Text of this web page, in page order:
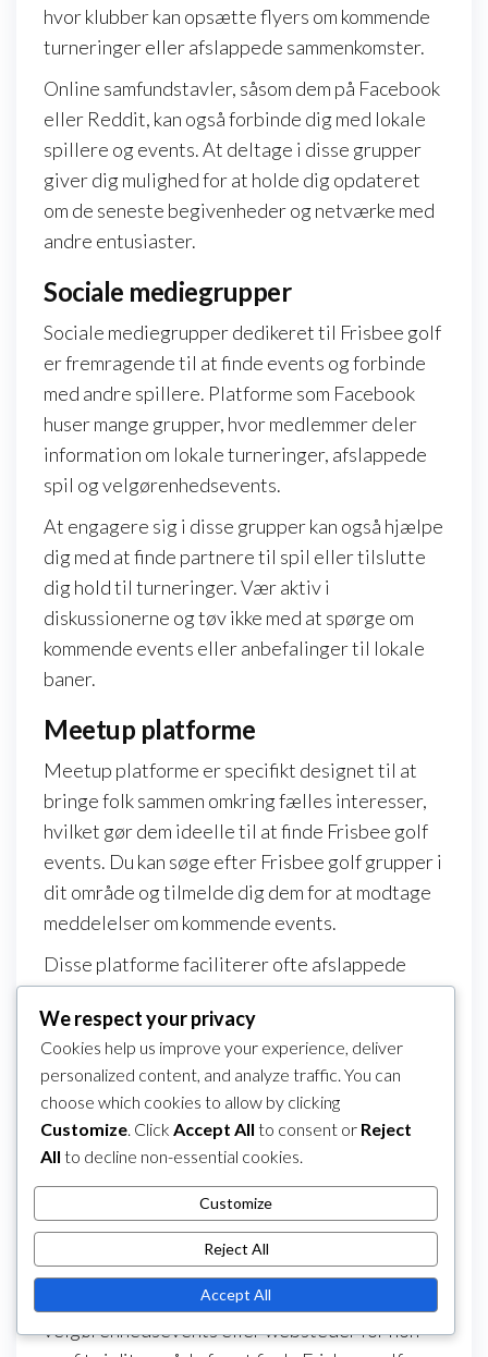
hvor klubber kan opsætte flyers om kommende
turneringer eller afslappede sammenkomster.
Online samfundstavler, såsom dem på Facebook
eller Reddit, kan også forbinde dig med lokale
spillere og events. At deltage i disse grupper
giver dig mulighed for at holde dig opdateret
om de seneste begivenheder og netværke med
andre entusiaster.
Sociale mediegrupper
Sociale mediegrupper dedikeret til Frisbee golf
er fremragende til at finde events og forbinde
med andre spillere. Platforme som Facebook
huser mange grupper, hvor medlemmer deler
information om lokale turneringer, afslappede
spil og velgørenhedsevents.
At engagere sig i disse grupper kan også hjælpe
dig med at finde partnere til spil eller tilslutte
dig hold til turneringer. Vær aktiv i
diskussionerne og tøv ikke med at spørge om
kommende events eller anbefalinger til lokale
baner.
Meetup platforme
Meetup platforme er specifikt designet til at
bringe folk sammen omkring fælles interesser,
hvilket gør dem ideelle til at finde Frisbee golf
events. Du kan søge efter Frisbee golf grupper i
dit område og tilmelde dig dem for at modtage
meddelelser om kommende events.
Disse platforme faciliterer ofte afslappede
spilsessioner, som er perfekte for begyndere,
der ønsker at forbedre deres færdigheder eller
møde nye venner. At deltage i disse meetups
kan forbedre din oplevelse og udvide dit
netværk inden for Frisbee golf samfundet.
Kalendere for velgørenhedsevents
Velgørenhedsevents er et populært format i
Frisbee golf, og mange organisationer afholder
turneringer for at rejse midler til forskellige
sager. Tjek lokale kalendere for
velgørenhedsevents eller websteder for non-
We respect your privacy
Cookies help us improve your experience, deliver
personalized content, and analyze traffic. You can
choose which cookies to allow by clicking
Customize. Click Accept All to consent or Reject
All to decline non-essential cookies.
Customize
Reject All
Accept All